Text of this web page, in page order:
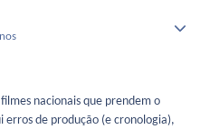
nacionais que prendem o
erros de produção (e cronologia),